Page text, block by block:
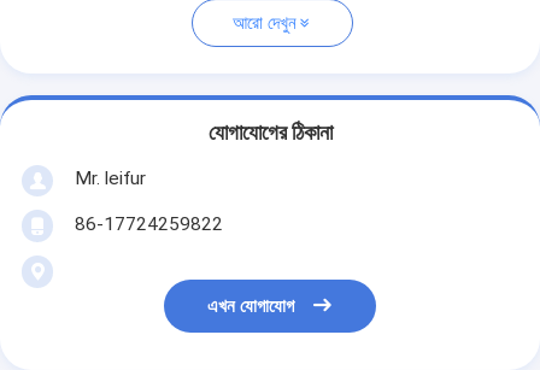
আরো দেখুন
যোগাযোগের ঠিকানা
Mr. leifur
86-17724259822
এখন যোগাযোগ